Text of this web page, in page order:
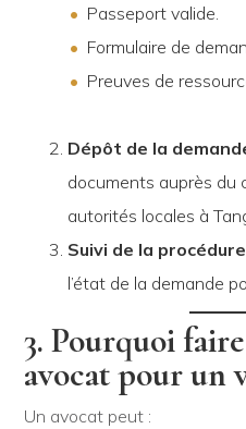
Passeport valide.
Formulaire de
Preuves de
Dépôt de la
documents auprès du
autorités locales à
Suivi de la procédure
l’état de la demande
3. Pourquoi
avocat pour un
Un avocat peut :